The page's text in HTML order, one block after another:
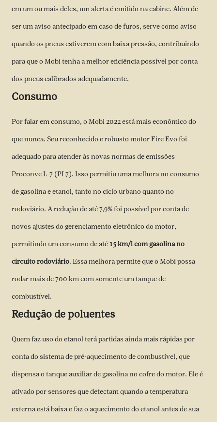
em um ou mais deles, um alerta é emitido na cabine. Além de
ser um aviso antecipado em caso de furos, serve como aviso
quando os pneus estiverem com baixa pressão, contribuindo
para que o Mobi tenha a melhor eficiência possível por conta
dos pneus calibrados adequadamente.
Consumo
Por falar em consumo, o Mobi 2022 está mais econômico do
que nunca. Seu reconhecido e robusto motor Fire Evo foi
adequado para atender às novas normas de emissões
Proconve L-7 (PL7). Isso permitiu uma melhora no consumo
de gasolina e etanol, tanto no ciclo urbano quanto no
rodoviário. A redução de até 7,9% foi possível por conta de
novos ajustes do gerenciamento eletrônico do motor,
permitindo um consumo de até15 km/l com gasolina no
circuito rodoviário. Essa melhora permite que o Mobi possa
rodar mais de 700 km com somente um tanque de
combustível.
Redução de poluentes
Quem faz uso do etanol terá partidas ainda mais rápidas por
conta do sistema de pré-aquecimento de combustível, que
dispensa o tanque auxiliar de gasolina no cofre do motor. Ele é
ativado por sensores que detectam quando a temperatura
externa está baixa e faz o aquecimento do etanol antes de sua